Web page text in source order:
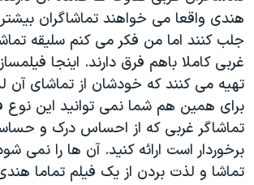
هندی واقعا می خواهند تماشاگران
جلب کنند اما من فکر می کنم سلیقه
غربی کاملا باهم فرق دارند. اینجا
تهیه می کنند که خودشان از تماشای آن
برای همین هم شما نمی توانید این نوع
تماشاگر غربی که از احساس درک و
برخوردار است ارائه کنید. آن ها را نمی
تماشا و لذت بردن از یک فیلم تماما